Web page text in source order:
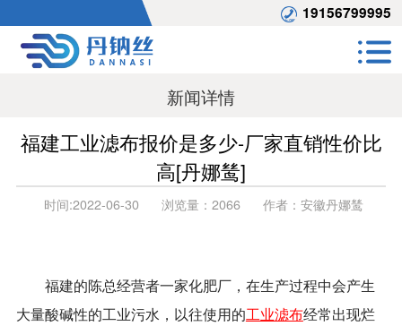
19156799995
新闻详情
福建工业滤布报价是多少-厂家直销性价比
高[丹娜鸶]
时间:2022-06-30 浏览量： 2066 作者： 安徽丹娜鸶
福建的陈总经营者一家化肥厂，在生产过程中会产生
大量酸碱性的工业污水，以往使用的工业滤布经常出现烂